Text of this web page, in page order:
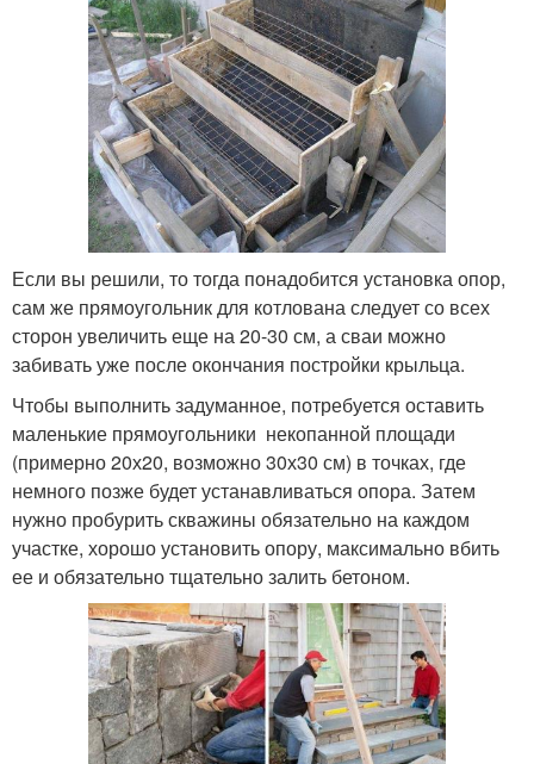
Если вы решили, то тогда понадобится установка опор,
сам же прямоугольник для котлована следует со всех
сторон увеличить еще на 20-30 см, а сваи можно
забивать уже после окончания постройки крыльца.
Чтобы выполнить задуманное, потребуется оставить
маленькие прямоугольники некопанной площади
(примерно 20х20, возможно 30х30 см) в точках, где
немного позже будет устанавливаться опора. Затем
нужно пробурить скважины обязательно на каждом
участке, хорошо установить опору, максимально вбить
ее и обязательно тщательно залить бетоном.